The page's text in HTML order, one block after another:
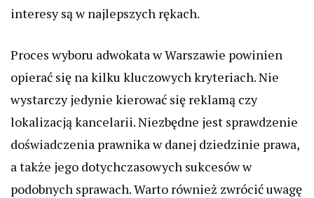
interesy są w najlepszych rękach.
Proces wyboru adwokata w Warszawie powinien
opierać się na kilku kluczowych kryteriach. Nie
wystarczy jedynie kierować się reklamą czy
lokalizacją kancelarii. Niezbędne jest sprawdzenie
doświadczenia prawnika w danej dziedzinie prawa,
a także jego dotychczasowych sukcesów w
podobnych sprawach. Warto również zwrócić uwagę